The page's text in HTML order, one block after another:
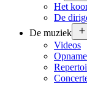
Het
De
De muziek
Videos